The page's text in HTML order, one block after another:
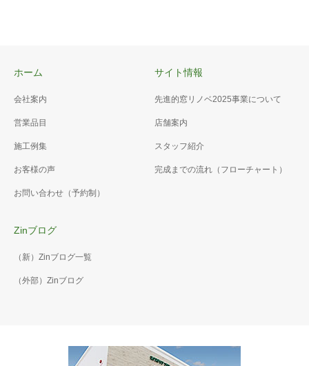
ホーム
会社案内
営業品目
施工例集
お客様の声
お問い合わせ（予約制）
サイト情報
先進的窓リノベ2025事業について
店舗案内
スタッフ紹介
完成までの流れ（フローチャート）
Zinブログ
（新）Zinブログ一覧
（外部）Zinブログ